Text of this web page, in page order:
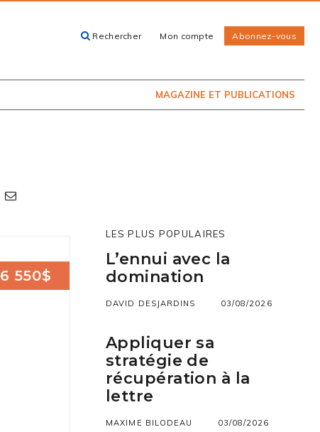
Rechercher Mon compte Abonnez-vous
MAGAZINE ET PUBLICATIONS
EN KIOSQUE
6 550$
LES PLUS POPULAIRES
L’ennui avec la
domination
DAVID DESJARDINS 03/08/2026
Appliquer sa
stratégie de
récupération à la
lettre
MAXIME BILODEAU 03/08/2026